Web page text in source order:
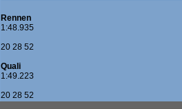
Rennen
1:48.935
20 28 52
Quali
1:49.223
20 28 52